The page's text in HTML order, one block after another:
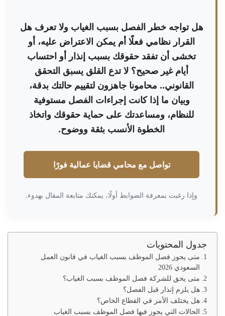
هل تواجه خطر الفصل بسبب الغياب ولا تعرف هل
القرار نظامي فعلًا أم يمكن الاعتراض عليه، أو
تخشى أن تفقد حقوقك بسبب إنذار أو احتساب
أيام غير صحيح؟ لا تدع القلق يسبق التحقق
القانوني.. محامونا جاهزون لتقييم حالتك بدقة،
وبيان ما إذا كانت إجراءات الفصل مستوفية
للنظام، ومساعدتك على حماية حقوقك واتخاذ
الخطوة الأنسب بثقة ووضوح.
تواصل مع محامي قضايا عمالية فورًا
وإذا رغبت بمعرفة الضوابط أولًا، يمكنك متابعة المقال بهدوء.
جدول المحتويات
متى يجوز فصل الموظف بسبب الغياب في قانون العمل
السعودي 2026
متى يحق للشركة فصل الموظف بسبب الغياب؟
هل يلزم إنذار قبل الفصل؟
هل يختلف الأمر في القطاع الخاص؟
الحالات التي يجوز فيها فصل الموظف بسبب الغياب